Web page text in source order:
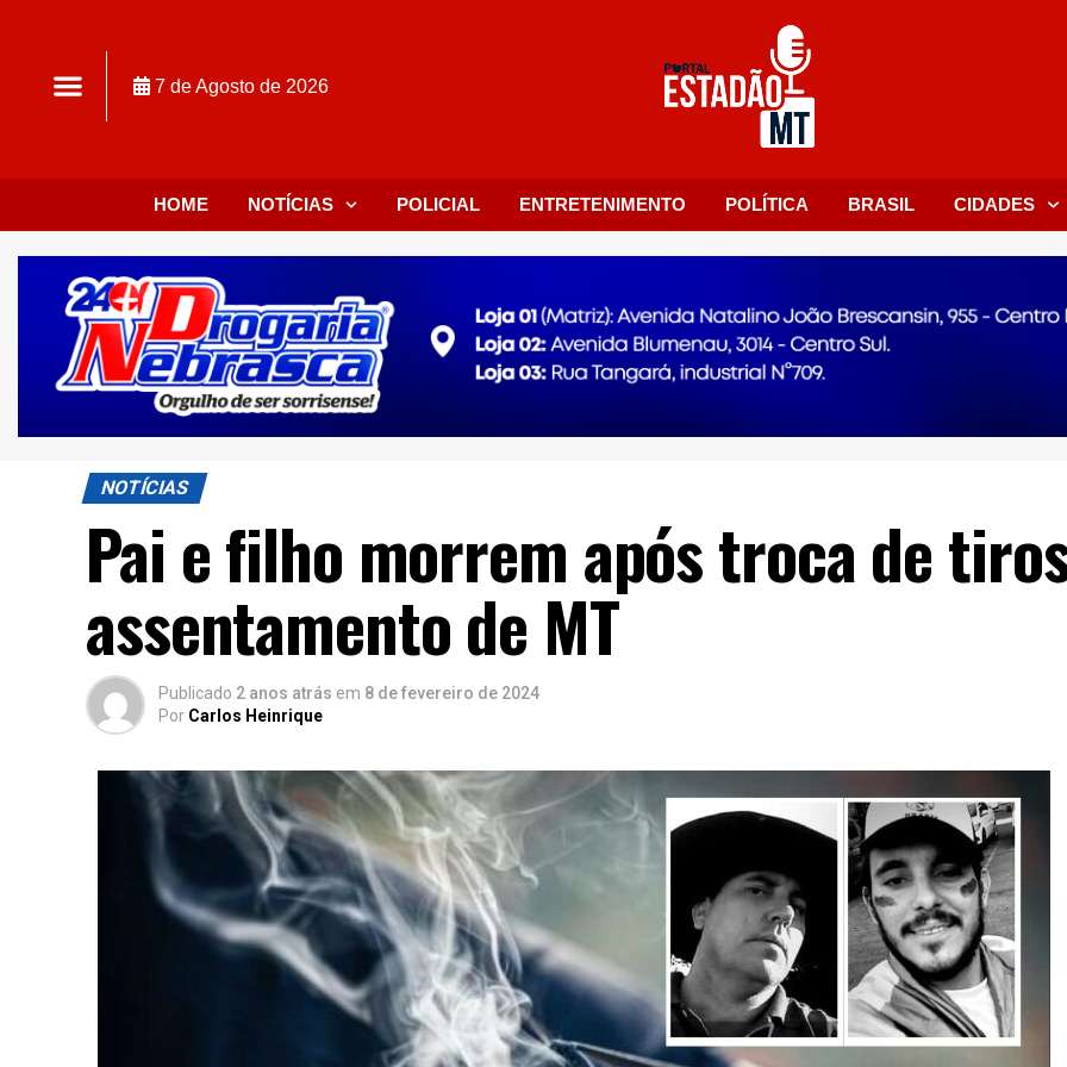
7 de Agosto de 2026
HOME NOTÍCIAS POLICIAL ENTRETENIMENTO POLÍTICA BRASIL CIDADES
NOTÍCIAS
Pai e filho morrem após troca de
assentamento de MT
Publicado 2 anos atrás em 8 de fevereiro de 2024
Por Carlos Heinrique